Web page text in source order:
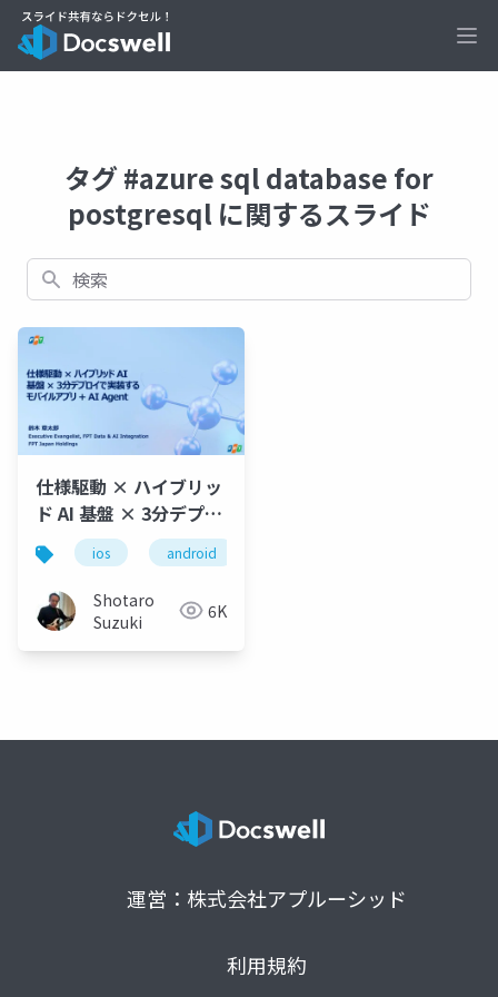
タグ #azure sql database for
postgresql に関するスライド
検索
仕様駆動 × ハイブリッ
ド AI 基盤 × 3分デプロ
イで実装するモバイル
アプリ + AI Agent
ios android
Shotaro
Suzuki
6K
運営：株式会社アプルーシッド
利用規約